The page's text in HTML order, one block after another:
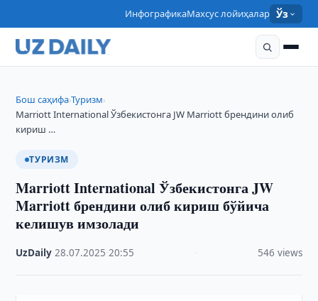
ИнфографикаМахсус лойиҳалар Ўз
Бош саҳифа›Туризм›
Marriott International Ўзбекистонга JW Marriott брендини олиб
кириш …
ТУРИЗМ
Marriott International Ўзбекистонга JW
Marriott брендини олиб кириш бўйича
келишув имзолади
UzDaily ·28.07.2025 ·20:55 546 views